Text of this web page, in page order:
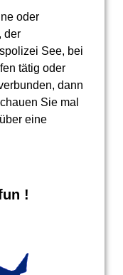
oder
der
See, bei
tätig oder
dann
Sie mal
eine
!